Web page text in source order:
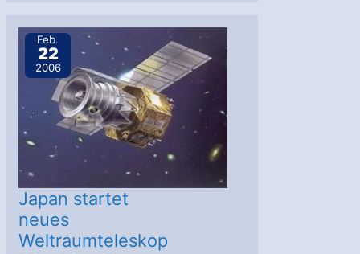
ISSFeb.
22
2006
Japan startet
neues
Weltraumteleskop